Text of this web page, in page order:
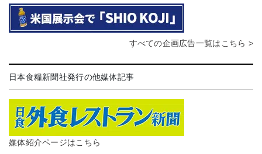
すべての企画広告一覧はこちら >
日本食糧新聞社発行の他媒体記事
媒体紹介ページはこちら